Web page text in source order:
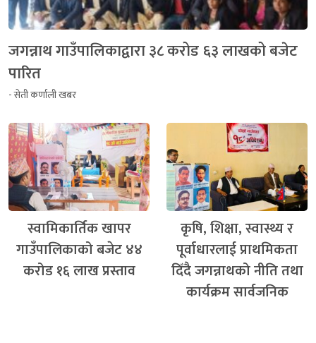
जगन्नाथ गाउँपालिकाद्वारा ३८ करोड ६३ लाखको बजेट
पारित
- सेती कर्णाली खबर
स्वामिकार्तिक खापर
गाउँपालिकाको बजेट ४४
करोड १६ लाख प्रस्ताव
कृषि, शिक्षा, स्वास्थ्य र
पूर्वाधारलाई प्राथमिकता
दिँदै जगन्नाथको नीति तथा
कार्यक्रम सार्वजनिक